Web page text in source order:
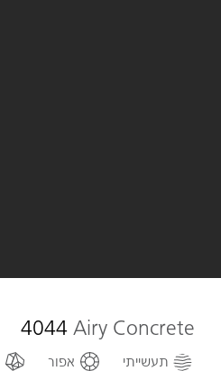
4044 Airy Concrete
תעשייתי אפור